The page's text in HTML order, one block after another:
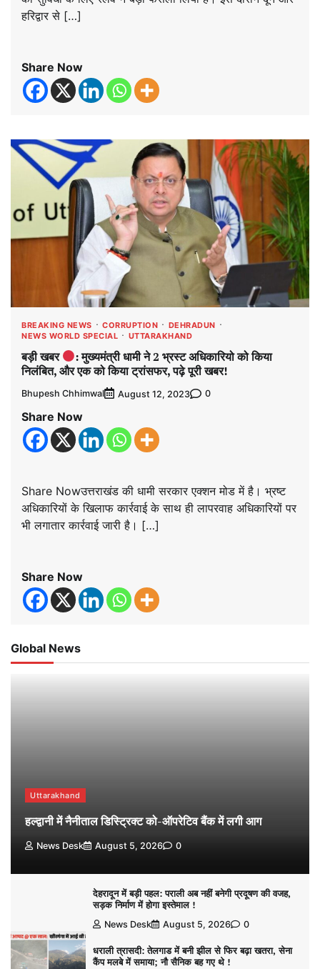
हरिद्वार से […]
Share Now
BREAKING NEWS CORRUPTION
DEHRADUN
NEWS WORLD SPECIAL
UTTARAKHAND
बड़ी खबर
: मुख्यमंत्री धामी ने 2 भ्रस्ट अधिकारियो को किया
निलंबित, और एक को किया ट्रांसफर, पढ़े पूरी खबर!
Bhupesh Chhimwal August 12, 2023 0
Share Now
Share Nowउत्तराखंड की धामी सरकार एक्शन मोड में है। भ्रष्ट
अधिकारियों के खिलाफ कार्रवाई के साथ ही लापरवाह अधिकारियों पर
भी लगातार कार्रवाई जारी है। […]
Share Now
Global News
Uttarakhand
हल्द्वानी में नैनीताल डिस्ट्रिक्ट को-ऑपरेटिव बैंक में लगी आग
News Desk August 5, 2026 0
देहरादून में बड़ी पहल: पराली अब नहीं बनेगी प्रदूषण की वजह,
सड़क निर्माण में होगा इस्तेमाल !
News Desk August 5, 2026 0
धराली त्रासदी: तेलगाड में बनी झील से फिर बढ़ा खतरा, सेना
कैंप मलबे में समाया; नौ सैनिक बह गए थे !